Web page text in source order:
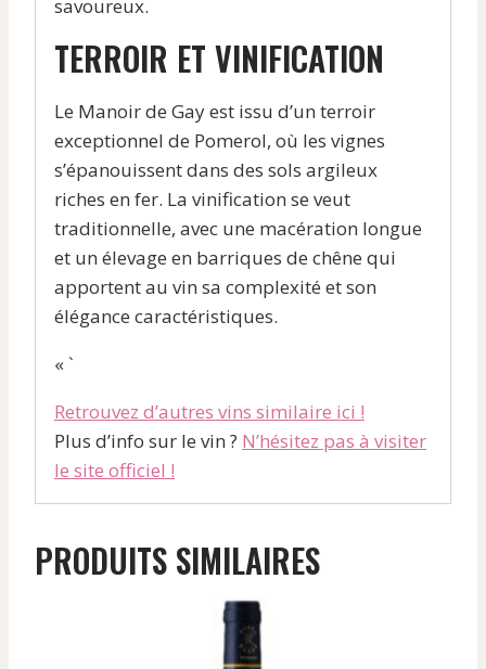
savoureux.
TERROIR ET VINIFICATION
Le Manoir de Gay est issu d’un terroir
exceptionnel de Pomerol, où les vignes
s’épanouissent dans des sols argileux
riches en fer. La vinification se veut
traditionnelle, avec une macération longue
et un élevage en barriques de chêne qui
apportent au vin sa complexité et son
élégance caractéristiques.
« `
Retrouvez d’autres vins similaire ici !
Plus d’info sur le vin ? N’hésitez pas à visiter
le site officiel !
PRODUITS SIMILAIRES